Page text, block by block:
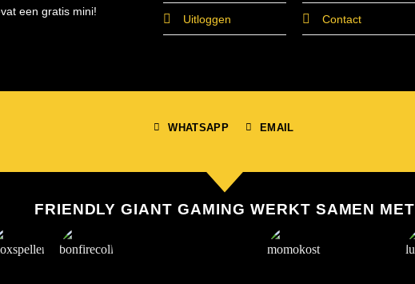
een gratis mini!
Uitloggen Contact
WHATSAPP EMAIL
FRIENDLY GIANT GAMING WERKT SAMEN MET